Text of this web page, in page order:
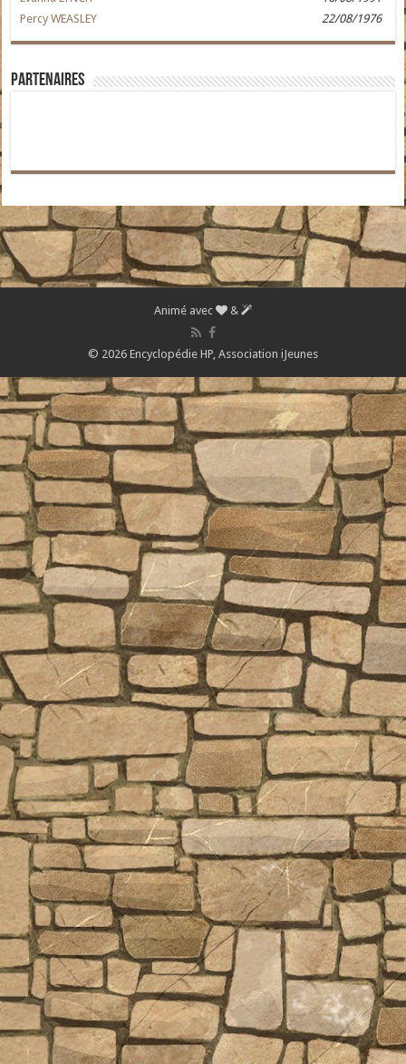
Percy WEASLEY
22/08/1976
Partenaires
Animé avec &
© 2026 Encyclopédie HP, Association iJeunes